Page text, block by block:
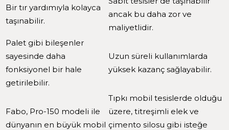
Bir tır yardımıyla kolayca
taşınabilir.
ancak bu daha zor ve
maliyetlidir.
Palet gibi bileşenler
sayesinde daha
fonksiyonel bir hale
getirilebilir.
Uzun süreli kullanımlarda
yüksek kazanç sağlayabilir.
Fabo, Pro-150 modeli ile
dünyanın en büyük mobil
Tıpkı mobil tesislerde olduğu
üzere, titreşimli elek ve
çimento silosu gibi isteğe